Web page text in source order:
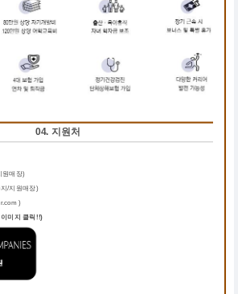
04. 지원처
원매장)
/지원매장)
)
미지 클릭!!)